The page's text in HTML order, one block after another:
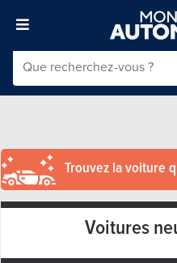
Trouvez la voiture
Voitures